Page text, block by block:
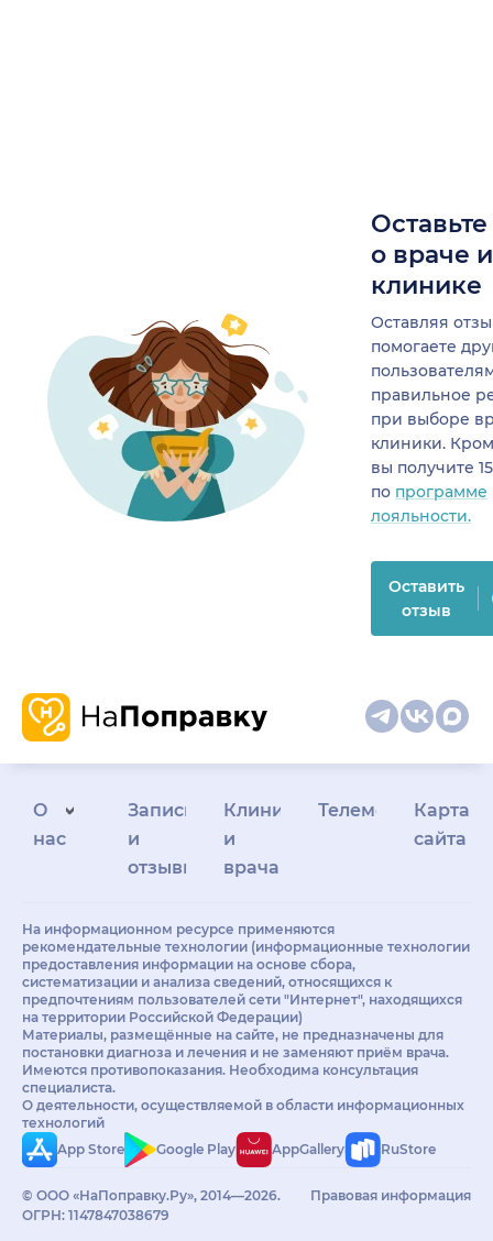
о враче
клинике
Оставляя
помогаете
правильное
при выборе
клиники.
вы получите
по программе
лояльности.
Оставить
отзыв
О
нас
Запись
и
отзывы
Клиникам
и
врачам
Телемедицина
Карта
сайта
На информационном ресурсе применяются
рекомендательные технологии (информационные технологии
предоставления информации на основе сбора,
систематизации и анализа сведений, относящихся к
предпочтениям пользователей сети "Интернет", находящихся
на территории Российской Федерации)
Материалы, размещённые на сайте, не предназначены для
постановки диагноза и лечения и не заменяют приём врача.
Имеются противопоказания. Необходима консультация
специалиста.
О деятельности, осуществляемой в области информационных
технологий
App Store
Google Play AppGallery RuStore
© ООО «НаПоправку.Ру», 2014—2026.
ОГРН: 1147847038679
Правовая информация